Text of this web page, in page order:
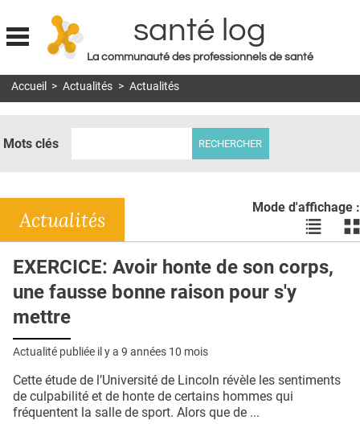
Jump to navigation
santé log
La communauté des professionnels de santé
MON COMPTE
DOSSIERS
RÉSEAUX
E-REVUE SAD
L'APP
PUBLICITÉ
Accueil > Actualités > Actualités
Mots clés
Mode d'affichage :
Voir
les
en
les
Actualités
EXERCICE: Avoir honte de son corps,
une fausse bonne raison pour s'y
mettre
Actualité publiée il y a 9 années 10 mois
Cette étude de l’Université de Lincoln révèle les sentiments
de culpabilité et de honte de certains hommes qui
fréquentent la salle de sport. Alors que de ...